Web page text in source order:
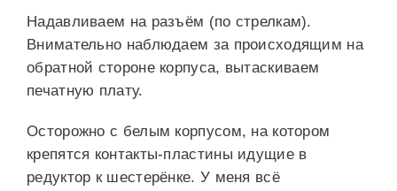
Надавливаем на разъём (по стрелкам).
Внимательно наблюдаем за происходящим на
обратной стороне корпуса, вытаскиваем
печатную плату.
Осторожно с белым корпусом, на котором
крепятся контакты-пластины идущие в
редуктор к шестерёнке. У меня всё